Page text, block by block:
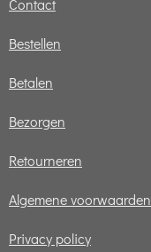
Contact
Bestellen
Betalen
Bezorgen
Retourneren
Algemene voorwaarden
Privacy policy